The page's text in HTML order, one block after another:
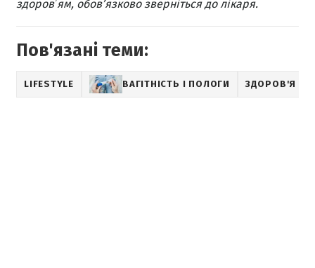
здоровʼям, обов’язково зверніться до лікаря.
Пов'язані теми:
LIFESTYLE ВАГІТНІСТЬ І ПОЛОГИ ЗДОРОВ'Я